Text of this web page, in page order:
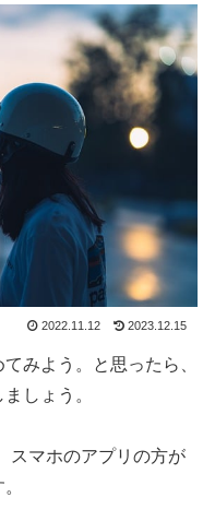
2022.11.12 2023.12.15
みよう。と思ったら、
しょう。
スマホのアプリの方が